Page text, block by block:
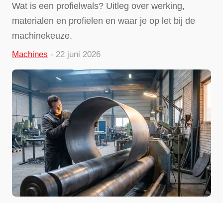
Wat is een profielwals? Uitleg over werking,
materialen en profielen en waar je op let bij de
machinekeuze.
Machines - 22 juni 2026